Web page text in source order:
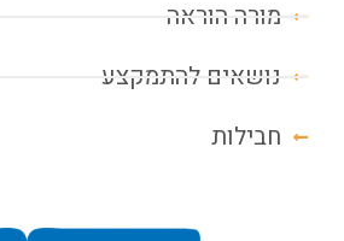
מורה הוראה
נושאים להתמקצע
חבילות